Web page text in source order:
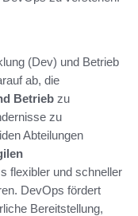
(Dev) und Betrieb
ab, die
Betrieb zu
zu
Abteilungen
flexibler und schneller
DevOps fördert
Bereitstellung,